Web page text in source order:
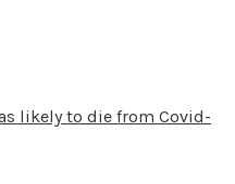
likely to die from Covid-